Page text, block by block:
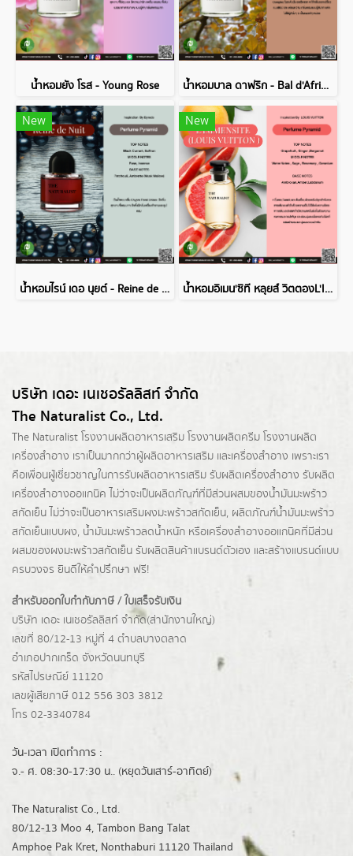
น้ำหอมยัง โรส - Young Rose น้ำหอมบาล ดาฟริก - Bal d'Afrique
New
น้ำหอมไรน์ เดอ นุยต์ - Reine de Nuit
New
น้ำหอมอิเมน'ซิที หลุยส์ วิตตองL'IMMENSITE (LOUIS VUITTON )
บริษัท เดอะ เนเชอรัลลิสท์ จำกัด
The Naturalist Co., Ltd.
The Naturalist โรงงานผลิตอาหารเสริม โรงงานผลิตครีม โรงงานผลิต
เครื่องสำอาง เราเป็นมากกว่าผู้ผลิตอาหารเสริม และเครื่องสำอาง เพราะเรา
คือเพื่อนผู้เชี่ยวชาญในการรับผลิตอาหารเสริม รับผลิตเครื่องสำอาง รับผลิต
เครื่องสำอางออแกนิค ไม่ว่าจะเป็นผลิตภัณฑ์ที่มีส่วนผสมของน้ำมันมะพร้าว
สกัดเย็น ไม่ว่าจะเป็นอาหารเสริมผงมะพร้าวสกัดเย็น, ผลิตภัณฑ์น้ำมันมะพร้าว
สกัดเย็นแบบผง, น้ำมันมะพร้าวลดน้ำหนัก หรือเครื่องสำอางออแกนิคที่มีส่วน
ผสมของผงมะพร้าวสกัดเย็น รับผลิตสินค้าแบรนด์ตัวเอง และสร้างแบรนด์แบบ
ครบวงจร ยินดีให้คำปรึกษา ฟรี!
สำหรับออกใบกำกับภาษี / ใบเสร็จรับเงิน
บริษัท เดอะ เนเชอรัลลิสท์ จำกัด(ส่านักงานใหญ่)
เลขที่ 80/12-13 หมู่ที่ 4 ตำบลบางตลาด
อำเภอปากเกร็ด จังหวัดนนทบุรี
รหัสไปรษณีย์ 11120
เลขผู้เสียภาษี 012 556 303 3812
โทร 02-3340784
วัน-เวลา เปิดทำการ :
จ.- ศ. 08:30-17:30 น.. (หยุดวันเสาร์-อาทิตย์)
The Naturalist Co., Ltd.
80/12-13 Moo 4, Tambon Bang Talat
Amphoe Pak Kret, Nonthaburi 11120 Thailand